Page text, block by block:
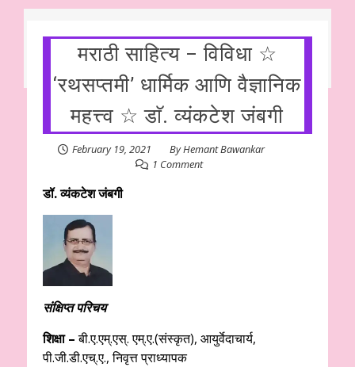
मराठी साहित्य – विविधा ☆
‘रथसप्तमी’ धार्मिक आणि वैज्ञानिक
महत्त्व ☆ डाॅ. व्यंकटेश जंबगी
February 19, 2021 ByHemant Bawankar
1 Comment
डॉ. व्यंकटेश जंबगी
संक्षिप्त परिचय
शिक्षा –बी.ए.एम्.एस्. एम्.ए.(संस्कृत), आयुर्वेदाचार्य,
पी.जी.डी.एच्.ए., निवृत्त प्राध्यापक